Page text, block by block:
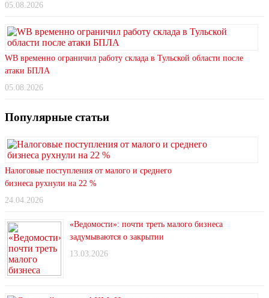
05.08.2026
WB временно ограничил работу склада в Тульской области после
атаки БПЛА
05.08.2026
Популярные статьи
Налоговые поступления от малого и среднего
бизнеса рухнули на 22 %
24.04.2026
«Ведомости»: почти треть малого бизнеса
задумываются о закрытии
13.03.2026